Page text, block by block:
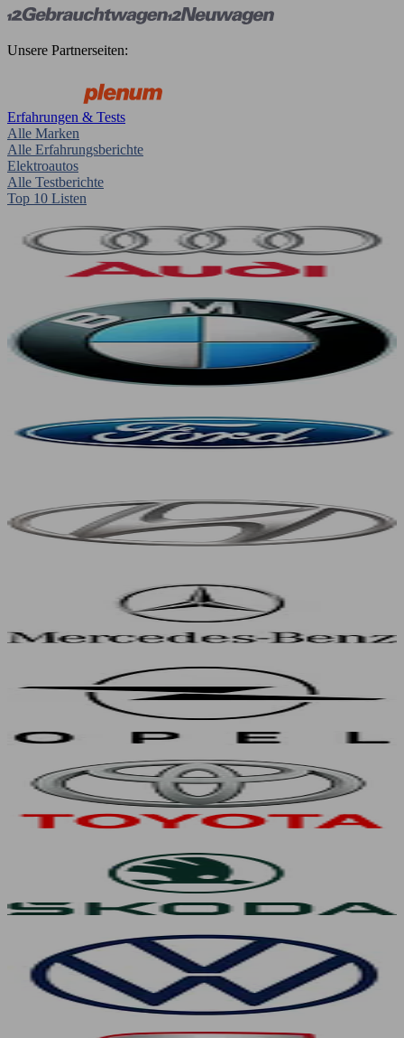
Unsere Partnerseiten:
Erfahrungen & Tests
Alle Marken
Alle Erfahrungsberichte
Elektroautos
Alle Testberichte
Top 10 Listen